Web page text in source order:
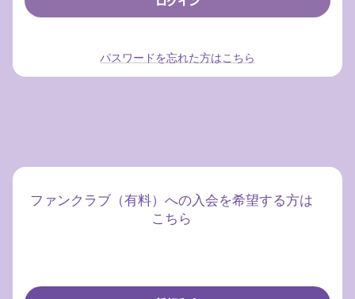
パスワードを忘れた方はこちら
ファンクラブ（有料）への入会を希望する方は
こちら